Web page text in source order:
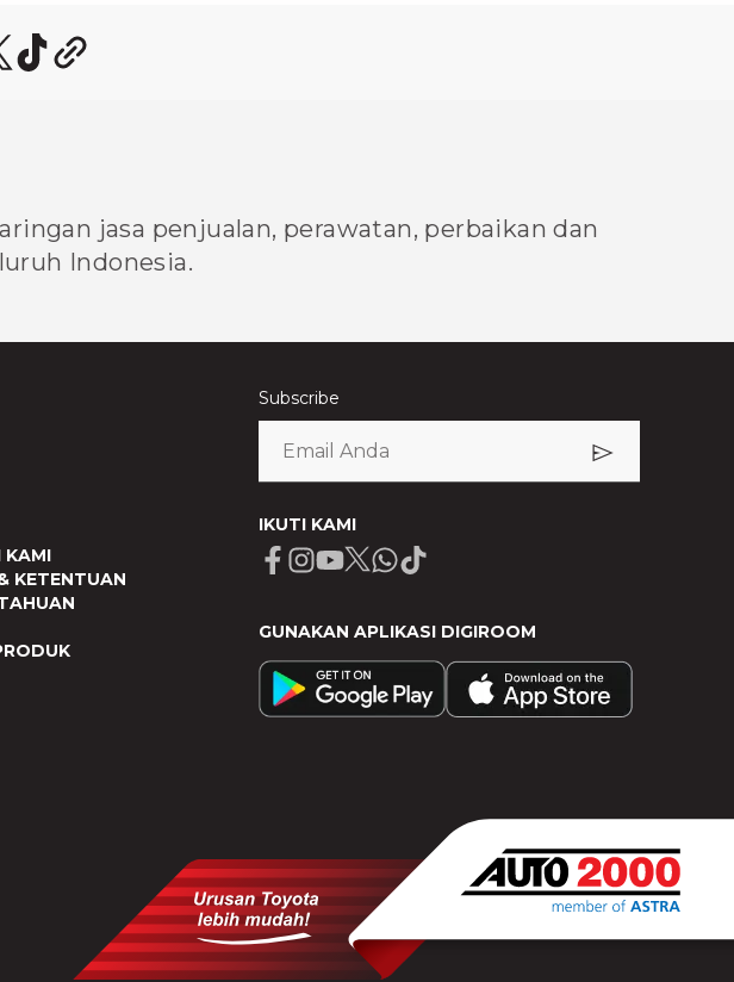
jasa penjualan, perawatan, perbaikan dan
Indonesia.
KAMI
KETENTUAN
Subscribe
IKUTI KAMI
Facebook
Instagram
Youtube
X Whatsapp
Tiktok
GUNAKAN APLIKASI DIGIROOM